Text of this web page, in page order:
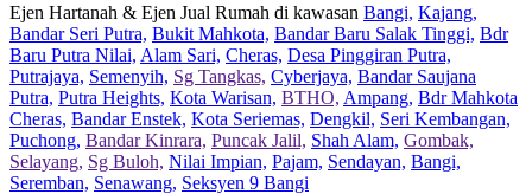
Ejen Hartanah & Ejen Jual Rumah di kawasan Bangi, Kajang,
Bandar Seri Putra, Bukit Mahkota, Bandar Baru Salak Tinggi, Bdr
Baru Putra Nilai, Alam Sari, Cheras, Desa Pinggiran Putra,
Putrajaya, Semenyih, Sg Tangkas, Cyberjaya, Bandar Saujana
Putra, Putra Heights, Kota Warisan, BTHO, Ampang, Bdr Mahkota
Cheras, Bandar Enstek, Kota Seriemas, Dengkil, Seri Kembangan,
Puchong, Bandar Kinrara, Puncak Jalil, Shah Alam, Gombak,
Selayang, Sg Buloh, Nilai Impian, Pajam, Sendayan, Bangi,
Seremban, Senawang, Seksyen 9 Bangi